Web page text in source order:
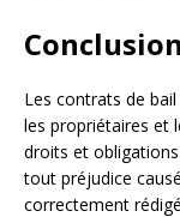
Conclusion
Les contrats de
les propriétaires et
droits et
tout préjudice
correctement